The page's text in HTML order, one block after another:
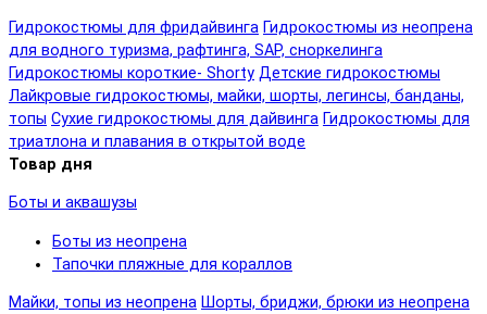
Гидрокостюмы для фридайвинга Гидрокостюмы из неопрена
для водного туризма, рафтинга, SAP, сноркелинга
Гидрокостюмы короткие- Shorty Детские гидрокостюмы
Лайкровые гидрокостюмы, майки, шорты, легинсы, банданы,
топы Сухие гидрокостюмы для дайвинга Гидрокостюмы для
триатлона и плавания в открытой воде
Товар дня
Боты и аквашузы
Боты из неопрена
Тапочки пляжные для кораллов
Майки, топы из неопрена Шорты, бриджи, брюки из неопрена